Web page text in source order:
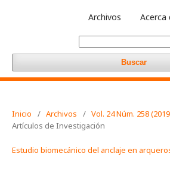
Archivos Acerca
Buscar
Inicio / Archivos / Vol. 24 Núm. 258
Artículos de Investigación
Estudio biomecánico del anclaje en